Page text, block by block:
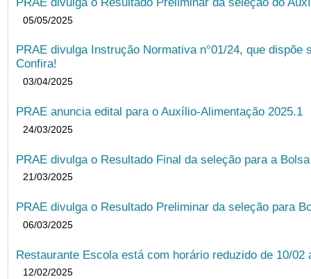
05/05/2025
PRAE divulga Instrução Normativa n°01/24, que
Confira!
03/04/2025
PRAE anuncia edital para o Auxílio-Alimentação 2025.1
24/03/2025
PRAE divulga o Resultado Final da seleção para a
21/03/2025
PRAE divulga o Resultado Preliminar da seleção para
06/03/2025
Restaurante Escola está com horário reduzido de 10/
12/02/2025